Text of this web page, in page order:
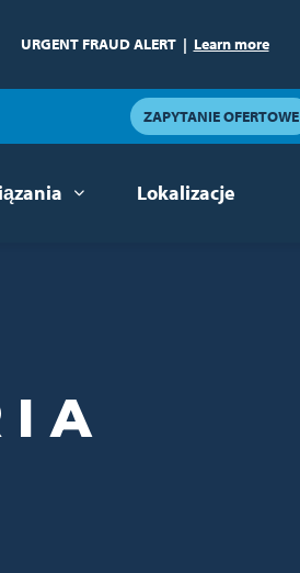
URGENT FRAUD ALERT | Learn more
ZAPYTANIE OFERTOWE
Lokalizacje